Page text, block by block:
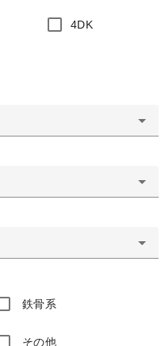
4DK
鉄骨系
その他